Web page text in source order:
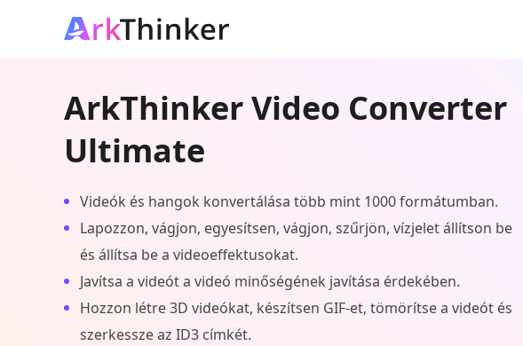
ArkThinker Video Converter
Ultimate
Videók és hangok konvertálása több mint 1000 formátumban.
Lapozzon, vágjon, egyesítsen, vágjon, szűrjön, vízjelet állítson be
és állítsa be a videoeffektusokat.
Javítsa a videót a videó minőségének javítása érdekében.
Hozzon létre 3D videókat, készítsen GIF-et, tömörítse a videót és
szerkessze az ID3 címkét.